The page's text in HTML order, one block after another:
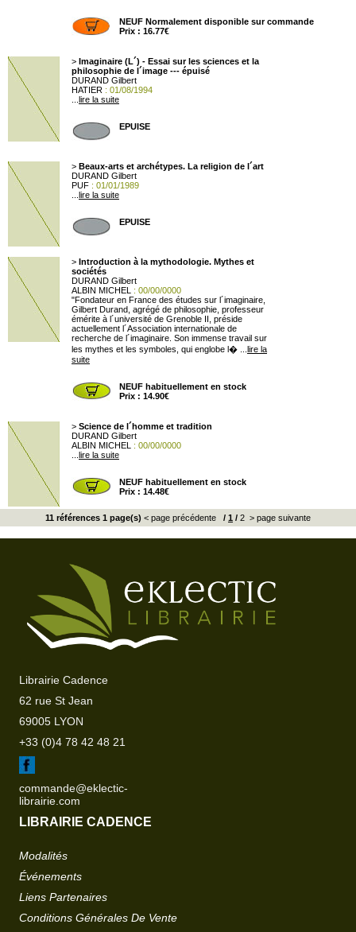
NEUF Normalement disponible sur commande
Prix : 16.77€
> Imaginaire (L´) - Essai sur les sciences et la
philosophie de l´image --- épuisé
DURAND Gilbert
HATIER : 01/08/1994
lire la suite
EPUISE
> Beaux-arts et archétypes. La religion de l´art
DURAND Gilbert
PUF : 01/01/1989
lire la suite
EPUISE
> Introduction à la mythodologie. Mythes et
sociétés
DURAND Gilbert
ALBIN MICHEL
: 00/00/0000
"Fondateur en France des études sur l´imaginaire,
Gilbert Durand, agrégé de philosophie, professeur
émérite à l´université de Grenoble II, préside
actuellement l´Association internationale de
recherche de l´imaginaire. Son immense travail sur
les mythes et les symboles, qui englobe l� ... lire la
suite
NEUF habituellement en stock
Prix : 14.90€
> Science de l´homme et tradition
DURAND Gilbert
ALBIN MICHEL
: 00/00/0000
lire la suite
NEUF habituellement en stock
Prix : 14.48€
11 références 1 page(s) < page précédente / 1 / 2 > page suivante
Librairie Cadence
62 rue St Jean
69005 LYON
+33 (0)4 78 42 48 21
commande@eklectic-
librairie.com
LIBRAIRIE CADENCE
Modalités
Événements
Liens Partenaires
Conditions Générales De Vente